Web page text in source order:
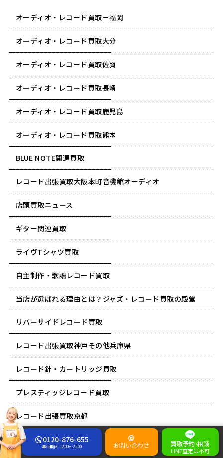
オーディオ・レコード買取－福岡
オーディオ・レコード買取大分
オーディオ・レコード買取佐賀
オーディオ・レコード買取長崎
オーディオ・レコード買取鹿児島
オーディオ・レコード買取熊本
BLUE NOTE関連買取
レコード出張買取大阪本町音機館オーディオ
店頭買取ニュース
ギター関連買取
ライヴTシャツ買取
自主制作・歌謡レコード買取
当店が選ばれる理由とは？ジャズ・レコード買取の殿堂
リバーサイドレコード買取
レコード出張買取神戸その他兵庫県
レコード針・カートリッジ買取
プレスティッジレコード買取
レコード出張買取京都
ビートルズ関連買取
0120-876-655
12:00～21:00
年中無休 お問い合わせ 買取予約・相談
LINE査定は不可